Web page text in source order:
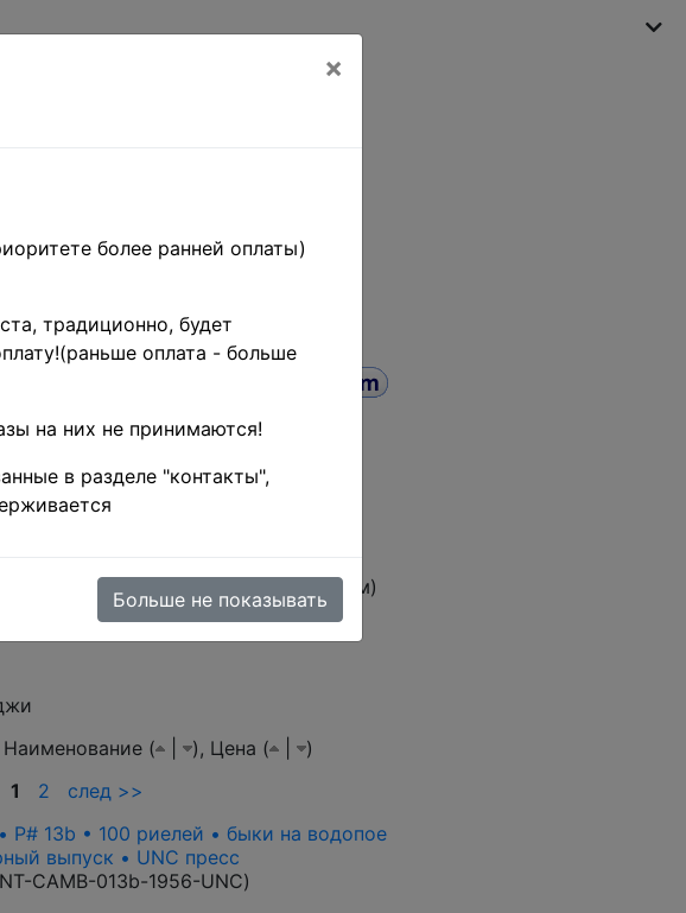
товараПоиск
цена от
товара (тестовый режим)
Наименование ( ), Цена (
)
1
2
след >>
P# 13b • 100 риелей • быки на водопое
выпуск • UNC пресс
NT-CAMB-013b-1956-UNC)
×
более ранней оплаты)
традиционно, будет
оплата - больше
на них не принимаются!
в разделе "контакты",
Больше не показывать